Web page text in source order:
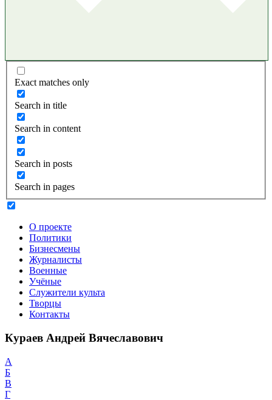
Exact matches only
Search in title
Search in content
Search in posts
Search in pages
О проекте
Политики
Бизнесмены
Журналисты
Военные
Учёные
Служители культа
Творцы
Контакты
Кураев Андрей Вячеславович
А
Б
В
Г